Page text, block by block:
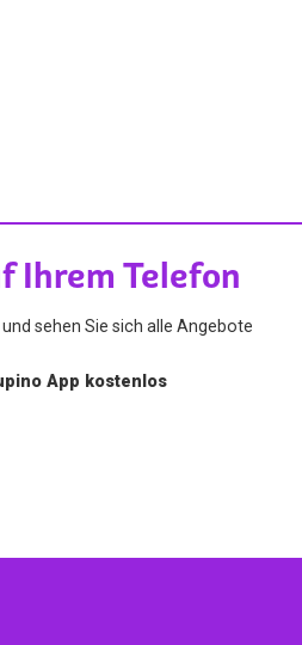
Ihrem Telefon
und sehen Sie sich alle Angebote
App kostenlos